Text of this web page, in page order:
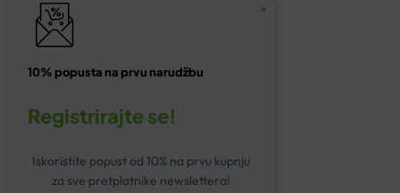
10% popusta na prvu narudžbu
Registrirajte se!
Iskoristite popust od 10% na prvu kupnju
za sve pretplatnike newslettera!